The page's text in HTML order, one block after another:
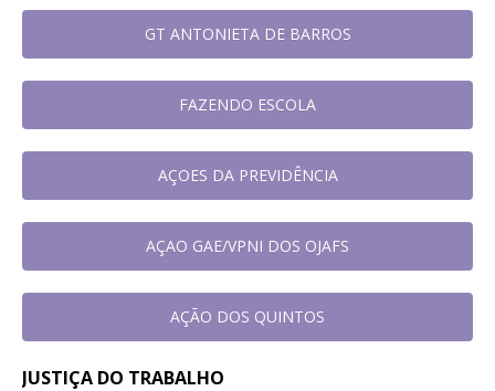
GT ANTONIETA DE BARROS
FAZENDO ESCOLA
AÇOES DA PREVIDÊNCIA
AÇAO GAE/VPNI DOS OJAFS
AÇÃO DOS QUINTOS
JUSTIÇA DO TRABALHO